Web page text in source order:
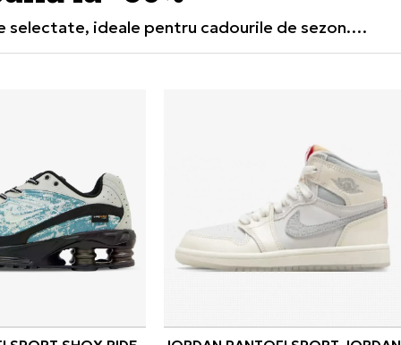
selectate, ideale pentru cadourile de sezon.
perioada02–14.12.2025.